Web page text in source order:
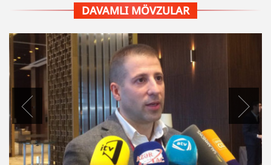
DAVAMLI MÖVZULAR